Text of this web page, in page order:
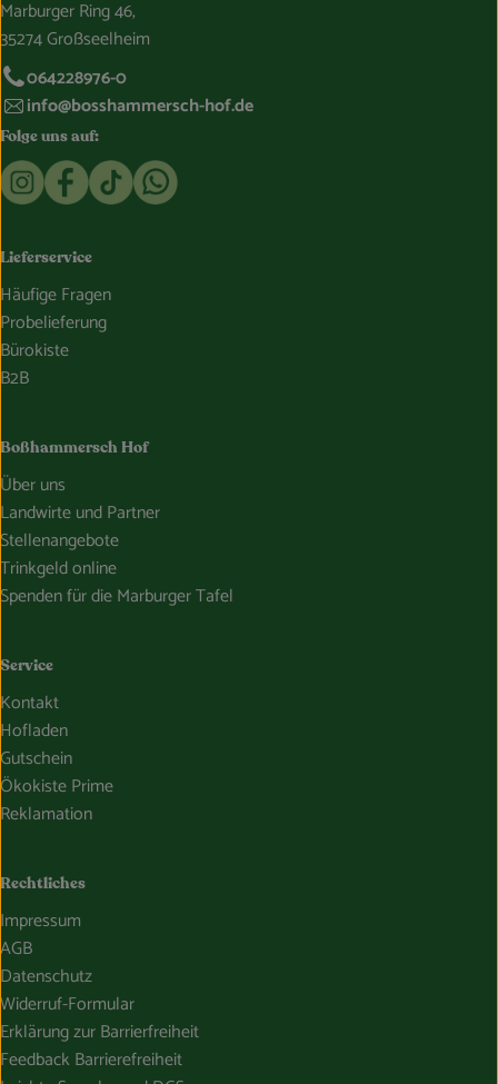
Marburger Ring 46,
35274 Großseelheim
064228976-0
info@bosshammersch-hof.de
Folge uns auf:
Externer Link zu https://www.instagram.com/
Externer Link zu https://www.facebook.com/
Externer Link zu https://www.tiktok.com/
Externer Link zu https://whatsapp.com/
Lieferservice
Häufige Fragen
Probelieferung
Bürokiste
B2B
Boßhammersch Hof
Über uns
Landwirte und Partner
Stellenangebote
Trinkgeld online
Spenden für die Marburger Tafel
Service
Kontakt
Hofladen
Gutschein
Ökokiste Prime
Reklamation
Rechtliches
Impressum
AGB
Datenschutz
Widerruf-Formular
Erklärung zur Barrierfreiheit
Feedback Barrierefreiheit